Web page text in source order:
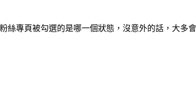
粉絲專頁被勾選的是哪一個狀態，沒意外的話，大多